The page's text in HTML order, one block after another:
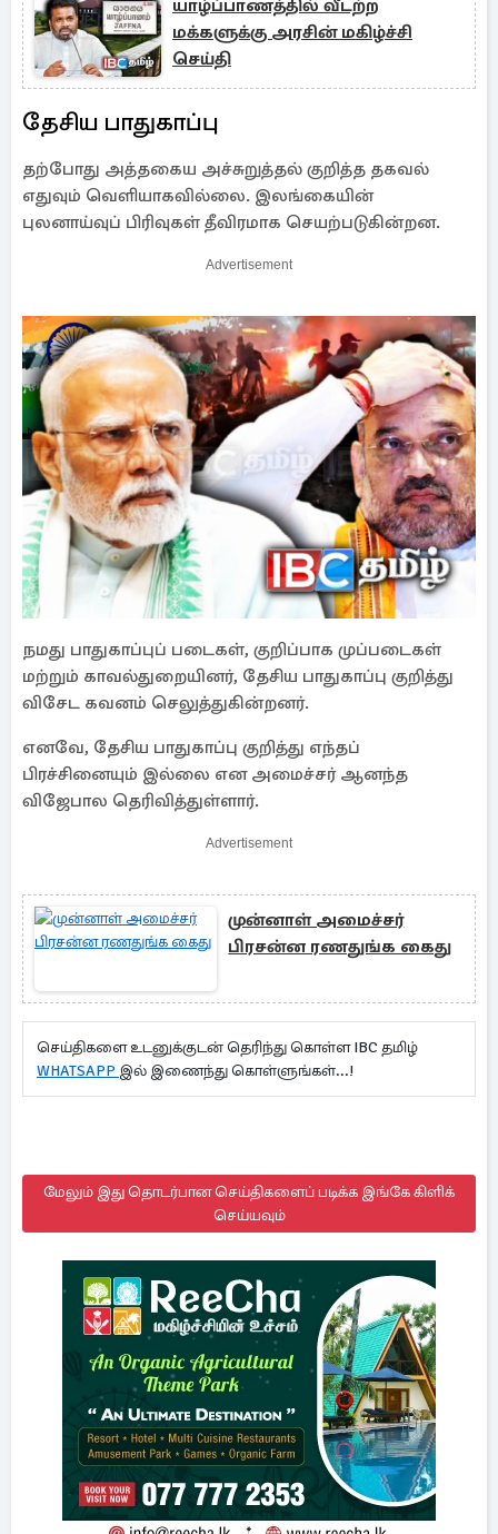
யாழ்ப்பாணத்தில் வீடற்ற
மக்களுக்கு அரசின் மகிழ்ச்சி
செய்தி
தேசிய பாதுகாப்பு
தற்போது அத்தகைய அச்சுறுத்தல் குறித்த தகவல்
எதுவும் வெளியாகவில்லை. இலங்கையின்
புலனாய்வுப் பிரிவுகள் தீவிரமாக செயற்படுகின்றன.
Advertisement
நமது பாதுகாப்புப் படைகள், குறிப்பாக முப்படைகள்
மற்றும் காவல்துறையினர், தேசிய பாதுகாப்பு குறித்து
விசேட கவனம் செலுத்துகின்றனர்.
எனவே, தேசிய பாதுகாப்பு குறித்து எந்தப்
பிரச்சினையும் இல்லை என அமைச்சர் ஆனந்த
விஜேபால தெரிவித்துள்ளார்.
Advertisement
முன்னாள் அமைச்சர்
பிரசன்ன ரணதுங்க கைது
செய்திகளை உடனுக்குடன் தெரிந்து கொள்ள IBC தமிழ்
WHATSAPP இல் இணைந்து கொள்ளுங்கள்...!
மேலும் இது தொடர்பான செய்திகளைப் படிக்க இங்கே கிளிக்
செய்யவும்